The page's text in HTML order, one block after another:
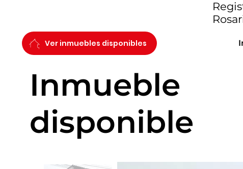
Ver inmuebles disponibles
Inmueble
disponible